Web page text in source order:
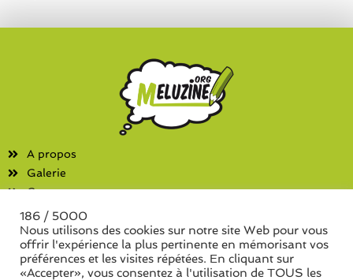
A propos
Galerie
Contact
Fanzines
Liste des associations
Liste des séries de fanzine
186 / 5000
Nous utilisons des cookies sur notre site Web pour vous
offrir l'expérience la plus pertinente en mémorisant vos
préférences et les visites répétées. En cliquant sur
«Accepter», vous consentez à l'utilisation de TOUS les